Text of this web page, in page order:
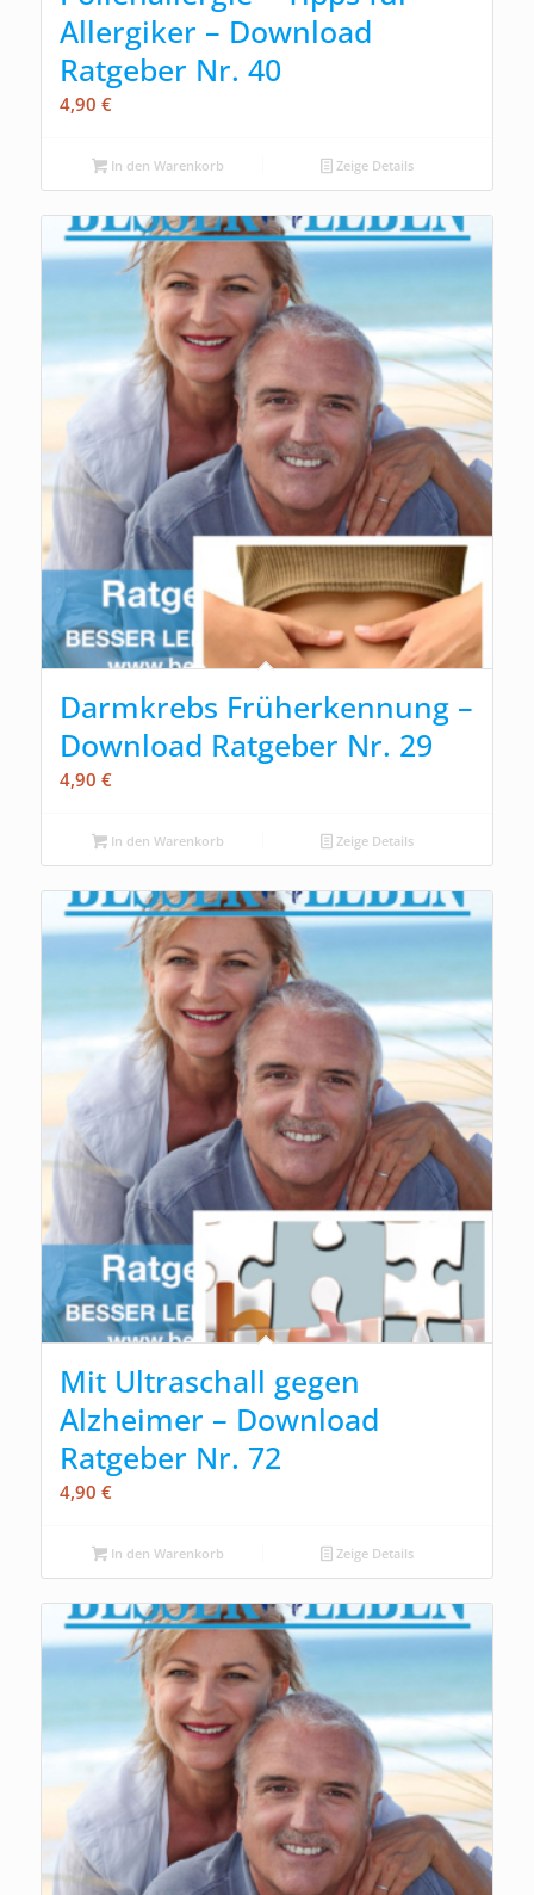
Allergiker – Download
Ratgeber Nr. 40
4,90 €
In den Warenkorb Zeige Details
Darmkrebs Früherkennung –
Download Ratgeber Nr. 29
4,90 €
In den Warenkorb Zeige Details
Mit Ultraschall gegen
Alzheimer – Download
Ratgeber Nr. 72
4,90 €
In den Warenkorb Zeige Details